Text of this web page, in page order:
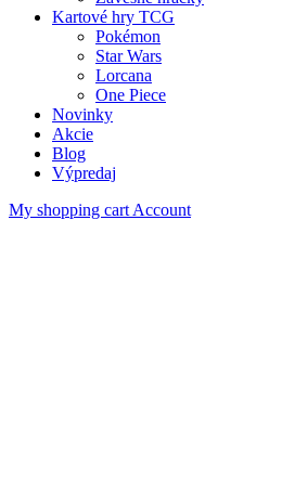
Kartové hry TCG
Pokémon
Star Wars
Lorcana
One Piece
Novinky
Akcie
Blog
Výpredaj
My shopping cart Account